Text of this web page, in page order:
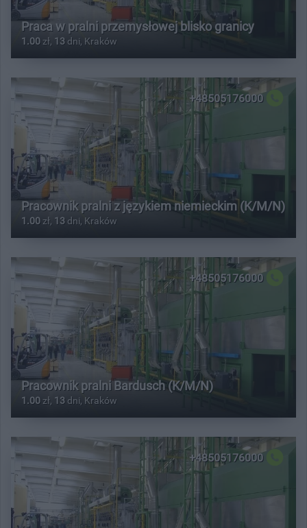
Praca w pralni przemysłowej blisko granicy
1.00 zł, 13 dni, Kraków
+48505176000
Pracownik pralni z językiem niemieckim (K/M/N)
1.00 zł, 13 dni, Kraków
+48505176000
Pracownik pralni Bardusch (K/M/N)
1.00 zł, 13 dni, Kraków
+48505176000